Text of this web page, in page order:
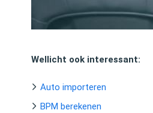
Wellicht ook interessant:
Auto importeren
BPM berekenen